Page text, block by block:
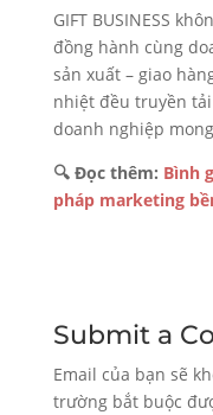
GIFT BUSINESS
đồng hành cùng
sản xuất – giao
nhiệt đều truyền
doanh nghiệp
🔍 Đọc thêm: Bình
pháp marketing
Submit a
Email của bạn sẽ
trường bắt buộc